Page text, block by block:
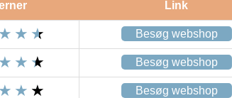
Link
Besøg webshop
Besøg webshop
Besøg webshop